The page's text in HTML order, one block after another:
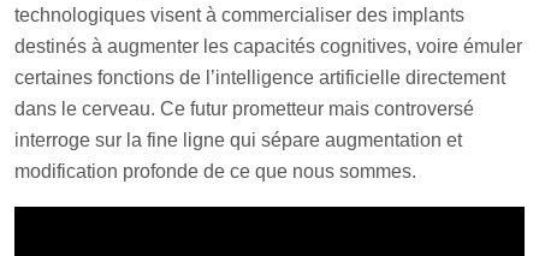
technologiques visent à commercialiser des implants
destinés à augmenter les capacités cognitives, voire émuler
certaines fonctions de l’intelligence artificielle directement
dans le cerveau. Ce futur prometteur mais controversé
interroge sur la fine ligne qui sépare augmentation et
modification profonde de ce que nous sommes.